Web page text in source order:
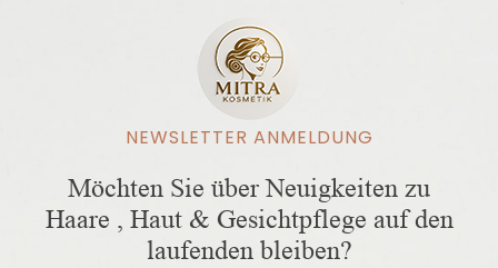
NEWSLETTER ANMELDUNG
Möchten Sie über Neuigkeiten zu
Haare , Haut & Gesichtpflege auf den
laufenden bleiben?